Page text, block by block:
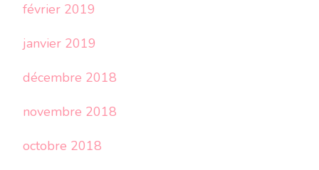
février 2019
janvier 2019
décembre 2018
novembre 2018
octobre 2018